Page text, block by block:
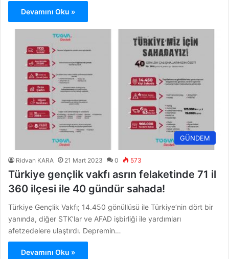
Devamını Oku »
GÜNDEM
Ridvan KARA 21 Mart 2023 0 573
Türkiye gençlik vakfı asrın felaketinde 71 il
360 ilçesi ile 40 gündür sahada!
Türkiye Gençlik Vakfı; 14.450 gönüllüsü ile Türkiye’nin dört bir
yanında, diğer STK’lar ve AFAD işbirliği ile yardımları
afetzedelere ulaştırdı. Depremin…
Devamını Oku »